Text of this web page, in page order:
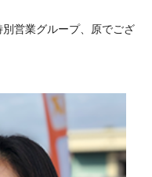
営業グループ、原でござ